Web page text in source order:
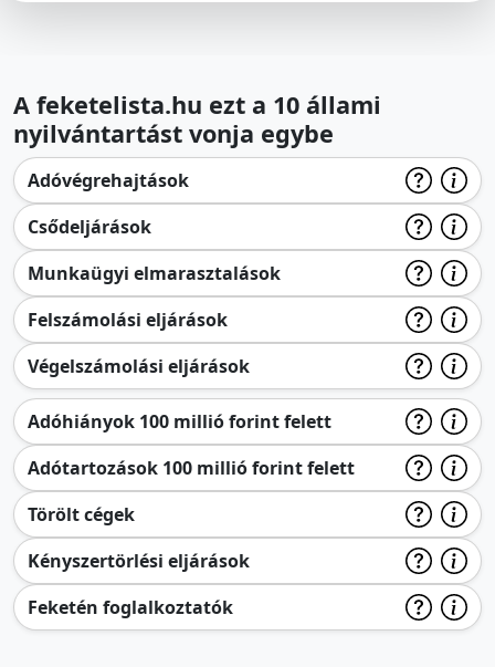
A feketelista.hu ezt a 10 állami
nyilvántartást vonja egybe
Adóvégrehajtások
Csődeljárások
Munkaügyi elmarasztalások
Felszámolási eljárások
Végelszámolási eljárások
Adóhiányok 100 millió forint felett
Adótartozások 100 millió forint felett
Törölt cégek
Kényszertörlési eljárások
Feketén foglalkoztatók